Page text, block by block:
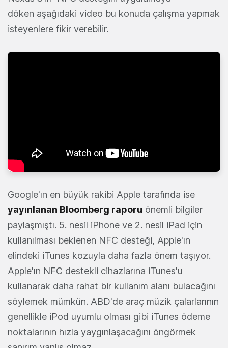
döken aşağıdaki video bu konuda çalışma yapmak
isteyenlere fikir verebilir.
Google'ın en büyük rakibi Apple tarafında ise
yayınlanan Bloomberg raporu önemli bilgiler
paylaşmıştı. 5. nesil iPhone ve 2. nesil iPad için
kullanılması beklenen NFC desteği, Apple'ın
elindeki iTunes kozuyla daha fazla önem taşıyor.
Apple'ın NFC destekli cihazlarına iTunes'u
kullanarak daha rahat bir kullanım alanı bulacağını
söylemek mümkün. ABD'de araç müzik çalarlarının
genellikle iPod uyumlu olması gibi iTunes ödeme
noktalarının hızla yaygınlaşacağını öngörmek